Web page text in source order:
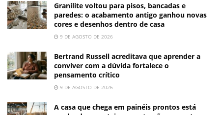
Granilite voltou para pisos, bancadas e
paredes: o acabamento antigo ganhou novas
cores e desenhos dentro de casa
9 DE AGOSTO DE 2026
Bertrand Russell acreditava que aprender a
conviver com a dúvida fortalece o
pensamento crítico
9 DE AGOSTO DE 2026
A casa que chega em painéis prontos está